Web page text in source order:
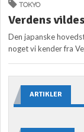
TOKYO
Verdens
Den japanske
noget vi kender fra
ARTIKLER